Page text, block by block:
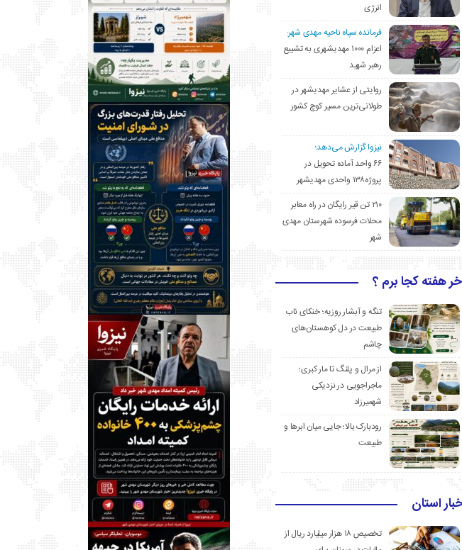
انرژی
فرمانده سپاه ناحیه مهدی شهر:
اعزام ۱۰۰۰ مهدیشهری به تشییع
رهبر شهید
روایتی از عشایر مهدیشهر در
طولانی‌ترین مسیر کوچ کشور
نیزوا گزارش می‌دهد؛
۶۶ واحد آماده تحویل در
پروژه۱۳۸ واحدی مهدیشهر
۲۱۰ تن قیر رایگان در راه معابر
محلات فرسوده شهرستان مهدی
شهر
هفته کجا برم ؟
تنگه و آبشار روزیه؛ خنکای ناب
طبیعت در دل کوهستان‌های
چاشم
از مرال و پلنگ تا مار کبری؛
ماجراجویی در نزدیکی
شهمیرزاد
رودبارک بالا؛ جایی میان ابرها و
طبیعت
استان
تخصیص ۱۸ هزار میلیارد ریال از